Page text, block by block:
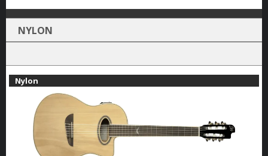
NYLON
Nylon